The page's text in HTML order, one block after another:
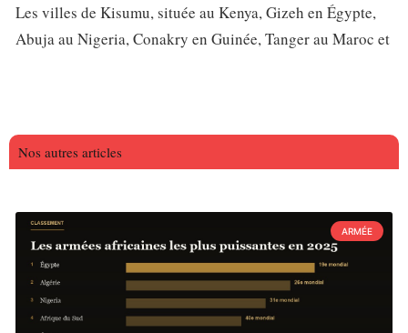
Les villes de Kisumu, située au Kenya, Gizeh en Égypte,
Abuja au Nigeria, Conakry en Guinée, Tanger au Maroc et
Nos autres articles
ARMÉE